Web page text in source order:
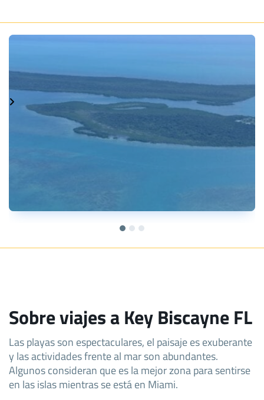
Sobre viajes a Key Biscayne FL
Las playas son espectaculares, el paisaje es exuberante
y las actividades frente al mar son abundantes.
Algunos consideran que es la mejor zona para sentirse
en las islas mientras se está en Miami.